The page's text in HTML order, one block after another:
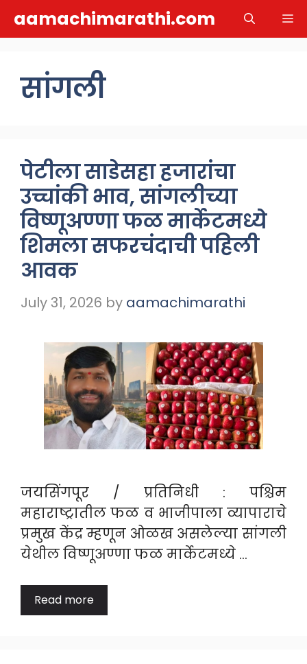
aamachimarathi.com
सांगली
पेटीला साडेसहा हजारांचा
उच्चांकी भाव, सांगलीच्या
विष्णूअण्णा फळ मार्केटमध्ये
शिमला सफरचंदाची पहिली
आवक
July 31, 2026 by aamachimarathi
जयसिंगपूर / प्रतिनिधी : पश्चिम
महाराष्ट्रातील फळ व भाजीपाला व्यापाराचे
प्रमुख केंद्र म्हणून ओळख असलेल्या सांगली
येथील विष्णूअण्णा फळ मार्केटमध्ये …
Read more